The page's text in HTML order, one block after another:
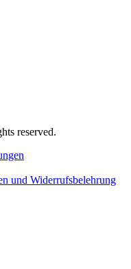
reserved.
und Widerrufsbelehrung